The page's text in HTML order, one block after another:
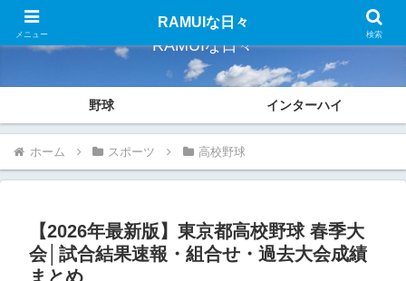
RAMUIな日々
野球 インターハイ
ホーム スポーツ 高校野球
【2026年最新版】東京都高校野球 春季大
会│試合結果速報・組合せ・過去大会成績
まとめ
メニュー
RAMUIな日々
検索